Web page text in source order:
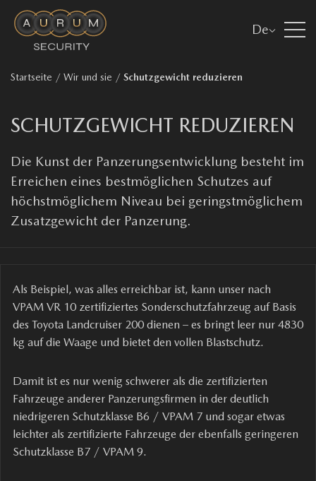
De
Startseite / Wir und sie / Schutzgewicht reduzieren
SCHUTZGEWICHT REDUZIEREN
Die Kunst der Panzerungsentwicklung besteht im
Erreichen eines bestmöglichen Schutzes auf
höchstmöglichem Niveau bei geringstmöglichem
Zusatzgewicht der Panzerung.
Als Beispiel, was alles erreichbar ist, kann unser nach
VPAM VR 10 zertifiziertes Sonderschutzfahrzeug auf Basis
des Toyota Landcruiser 200 dienen – es bringt leer nur 4830
kg auf die Waage und bietet den vollen Blastschutz.
Damit ist es nur wenig schwerer als die zertifizierten
Fahrzeuge anderer Panzerungsfirmen in der deutlich
niedrigeren Schutzklasse B6 / VPAM 7 und sogar etwas
leichter als zertifizierte Fahrzeuge der ebenfalls geringeren
Schutzklasse B7 / VPAM 9.